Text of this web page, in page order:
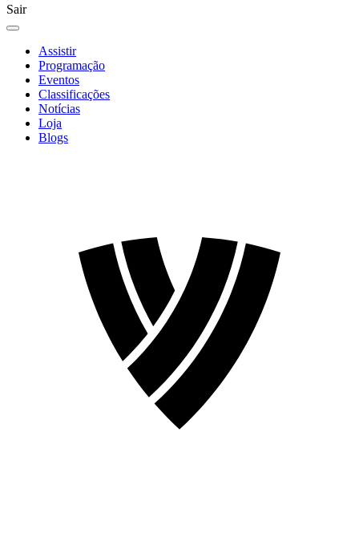
Sair
Assistir
Programação
Eventos
Classificações
Notícias
Loja
Blogs